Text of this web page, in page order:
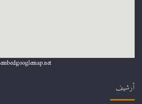
embedgooglemap.net
أرشيف